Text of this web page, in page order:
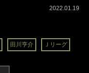
2022.01.19
田川亨介 Ｊリーグ